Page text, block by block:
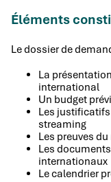
Éléments
Le dossier de
La
international
Un budget
Les
streaming
Les preuves
Les
internationaux
Le calendrier